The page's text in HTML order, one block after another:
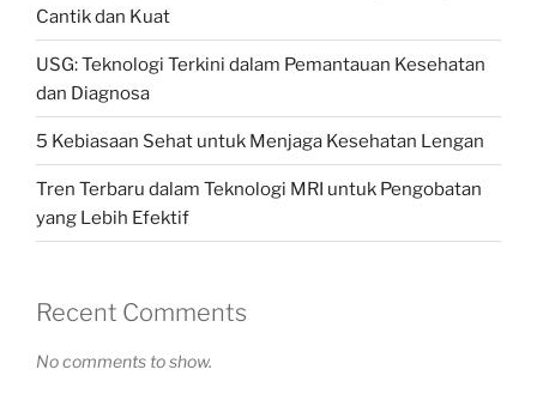
Cantik dan Kuat
USG: Teknologi Terkini dalam Pemantauan Kesehatan
dan Diagnosa
5 Kebiasaan Sehat untuk Menjaga Kesehatan Lengan
Tren Terbaru dalam Teknologi MRI untuk Pengobatan
yang Lebih Efektif
Recent Comments
No comments to show.